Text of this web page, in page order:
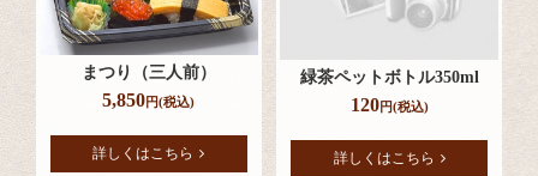
まつり（三人前）
5,850円(税込)
詳しくはこちら
緑茶ペットボトル350ml
120円(税込)
詳しくはこちら